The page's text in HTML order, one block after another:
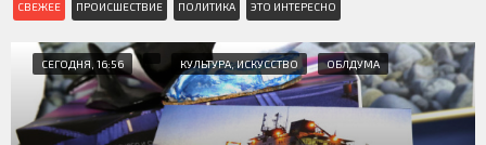
СВЕЖЕЕ ПРОИСШЕСТВИЕ ПОЛИТИКА ЭТО ИНТЕРЕСНО
СЕГОДНЯ, 16:56 КУЛЬТУРА, ИСКУССТВО ОБЛДУМА